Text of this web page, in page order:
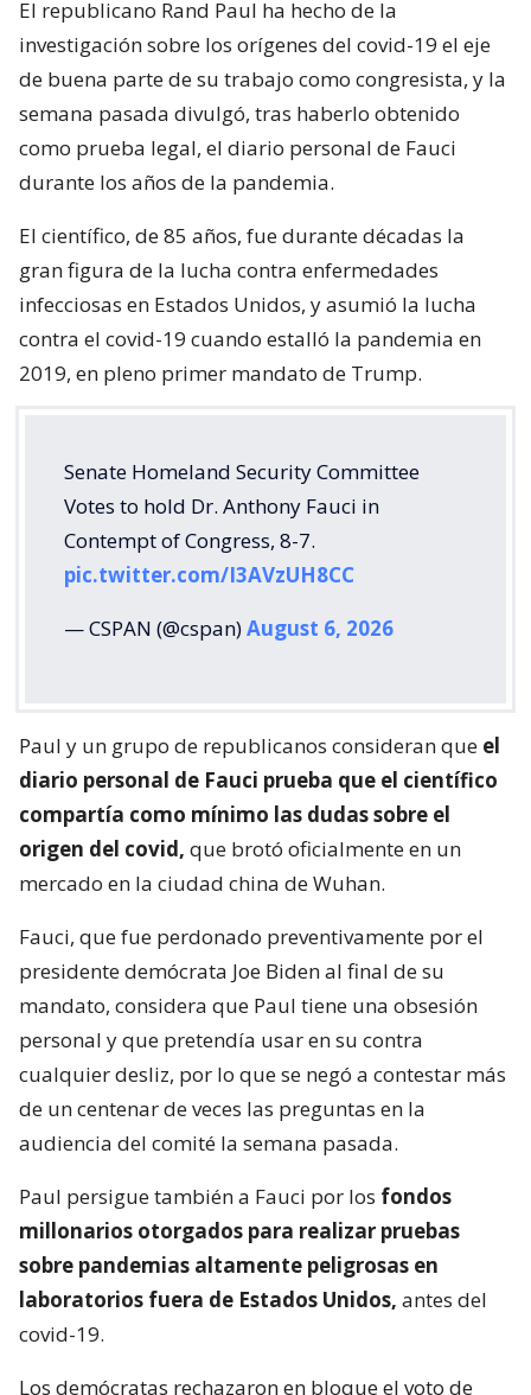
El republicano Rand Paul ha hecho de la
investigación sobre los orígenes del covid-19 el eje
de buena parte de su trabajo como congresista, y la
semana pasada divulgó, tras haberlo obtenido
como prueba legal, el diario personal de Fauci
durante los años de la pandemia.
El científico, de 85 años, fue durante décadas la
gran figura de la lucha contra enfermedades
infecciosas en Estados Unidos, y asumió la lucha
contra el covid-19 cuando estalló la pandemia en
2019, en pleno primer mandato de Trump.
Senate Homeland Security Committee
Votes to hold Dr. Anthony Fauci in
Contempt of Congress, 8-7.
pic.twitter.com/I3AVzUH8CC
— CSPAN (@cspan)August 6, 2026
Paul y un grupo de republicanos consideran que el
diario personal de Fauci prueba que el científico
compartía como mínimo las dudas sobre el
origen del covid, que brotó oficialmente en un
mercado en la ciudad china de Wuhan.
Fauci, que fue perdonado preventivamente por el
presidente demócrata Joe Biden al final de su
mandato, considera que Paul tiene una obsesión
personal y que pretendía usar en su contra
cualquier desliz, por lo que se negó a contestar más
de un centenar de veces las preguntas en la
audiencia del comité la semana pasada.
Paul persigue también a Fauci por los fondos
millonarios otorgados para realizar pruebas
sobre pandemias altamente peligrosas en
laboratorios fuera de Estados Unidos, antes del
covid-19.
Los demócratas rechazaron en bloque el voto de